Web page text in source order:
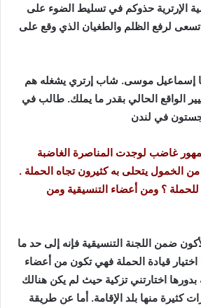
الإرترية حذوكم في تسليط الضوء على
لرفع الظلم والطغيان الذي وقع على
إسماعيل موسى. شاب إرتري يشغله هم
الواقع الحالي بقدر ما يملك. طالب في
في لندن
غاضب لوجدت المناصرة الغاضبة
الخمول يتحلى به كثيرون تجاه الحملة .
؟ ومن أعضاء التنسيقية ومن
ضمن اللجنة التنسيقية فإنه إلى حد ما
قيادة الحملة فهي تكون من أعضاء
بدورها اختارتني تزكية حيث لم يكن هنالك
كثيرة منها بلد الإقامة. أما عن طريقة